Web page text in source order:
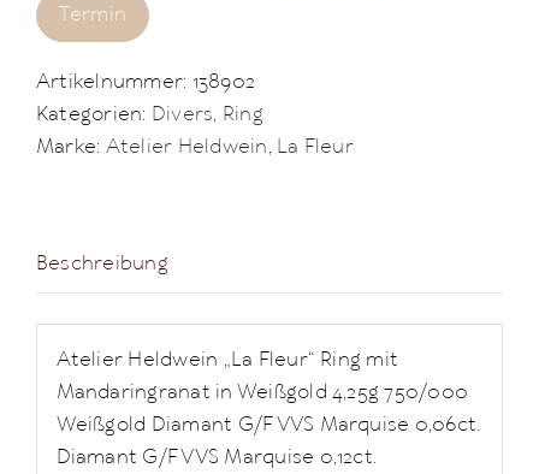
Termin
Artikelnummer: 138902
Kategorien: Divers, Ring
Marke: Atelier Heldwein, La Fleur
Beschreibung
Atelier Heldwein „La Fleur“ Ring mit
Mandaringranat in Weißgold 4,25g 750/000
Weißgold Diamant G/F VVS Marquise 0,06ct.
Diamant G/F VVS Marquise 0,12ct.